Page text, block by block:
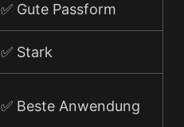
✅ Gute Passform
✅ Stark
✅ Beste Anwendung